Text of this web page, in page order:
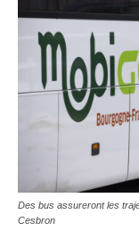
Des bus assureront les
Cesbron